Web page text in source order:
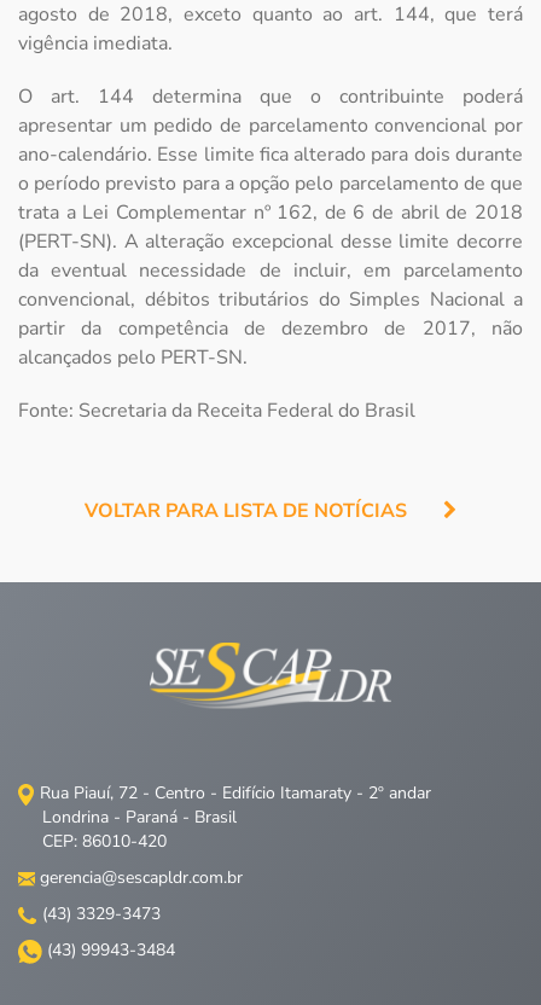
agosto de 2018, exceto quanto ao art. 144, que terá
vigência imediata.
O art. 144 determina que o contribuinte poderá
apresentar um pedido de parcelamento convencional por
ano-calendário. Esse limite fica alterado para dois durante
o período previsto para a opção pelo parcelamento de que
trata a Lei Complementar nº 162, de 6 de abril de 2018
(PERT-SN). A alteração excepcional desse limite decorre
da eventual necessidade de incluir, em parcelamento
convencional, débitos tributários do Simples Nacional a
partir da competência de dezembro de 2017, não
alcançados pelo PERT-SN.
Fonte: Secretaria da Receita Federal do Brasil
VOLTAR PARA LISTA DE NOTÍCIAS
Rua Piauí, 72 - Centro - Edifício Itamaraty - 2º andar
Londrina - Paraná - Brasil
CEP: 86010-420
gerencia@sescapldr.com.br
(43) 3329-3473
(43) 99943-3484